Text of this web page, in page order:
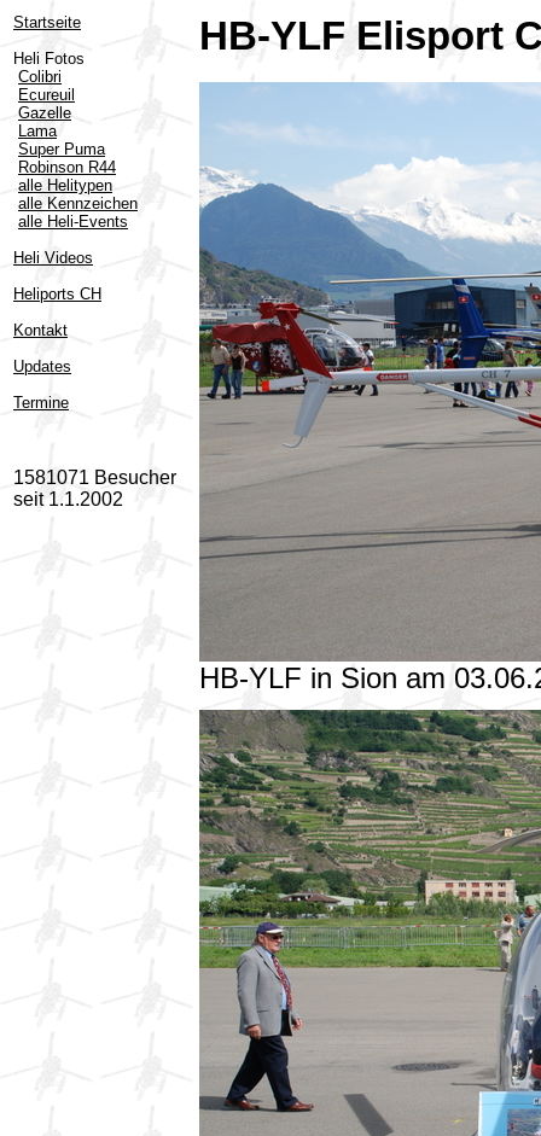
Startseite
Heli Fotos
Colibri
Ecureuil
Gazelle
Lama
Super Puma
Robinson R44
alle Helitypen
alle Kennzeichen
alle Heli-Events
Heli Videos
Heliports CH
Kontakt
Updates
Termine
1581071 Besucher
seit 1.1.2002
HB-YLF Elisport
HB-YLF in Sion am